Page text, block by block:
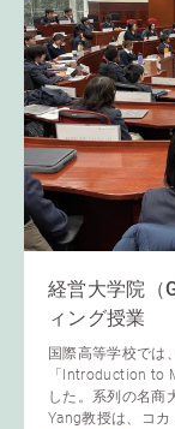
経営大学院（
ィング授業
国際高等学校では
「Introduction to
した。系列の名商
Yang教授は、コ